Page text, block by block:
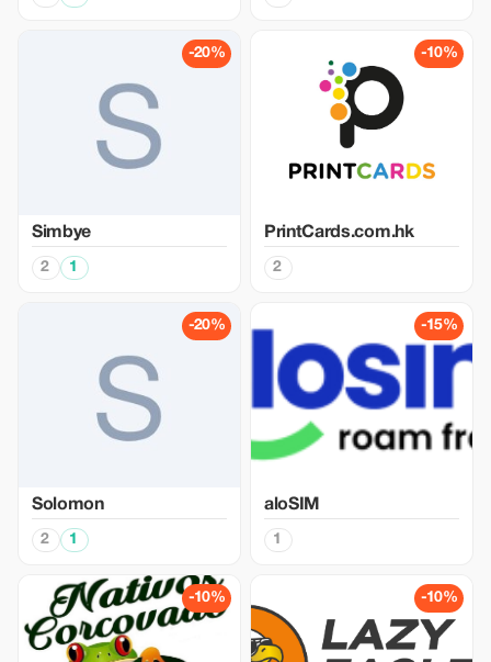
-20%
Simbye
2 1
-10%
PrintCards.com.hk
2
-20%
Solomon
2 1
-15%
aloSIM
1
-10% -10%